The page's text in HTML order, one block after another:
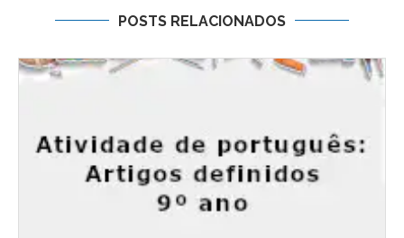
POSTS RELACIONADOS